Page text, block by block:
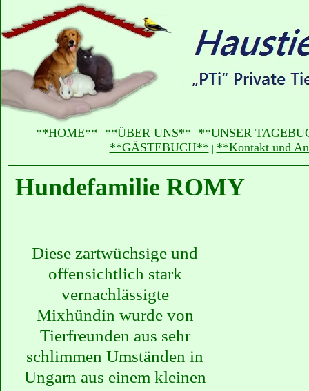
**HOME** **ÜBER UNS**
**UNSER
**GÄSTEBUCH**
**Kontakt und
Hundefamilie ROMY
Diese zartwüchsige und
offensichtlich stark
vernachlässigte
Mixhündin wurde von
Tierfreunden aus sehr
schlimmen Umständen in
Ungarn aus einem kleinen